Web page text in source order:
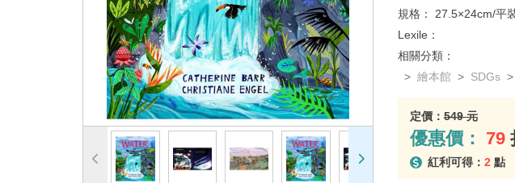
規格： 27.5×24cm/平
Lexile：
相關分類：
繪本館
SDGs
定價： 549 元
優惠價： 79
紅利可得： 2 點